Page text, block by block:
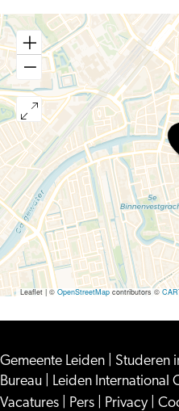
Leaflet|©OpenStreetMapcontributors ©
Gemeente Leiden Studeren
Bureau
Leiden International
Vacatures
Pers Privacy